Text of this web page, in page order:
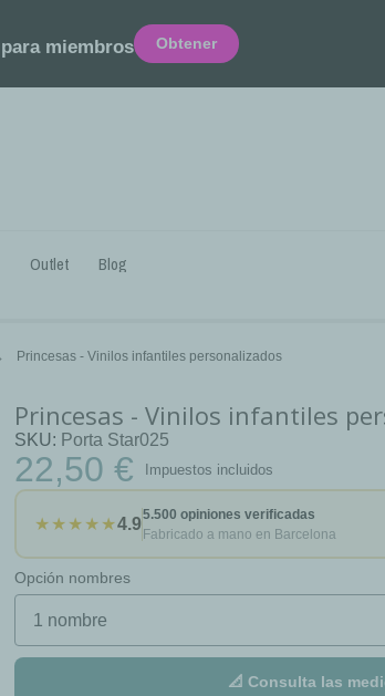
para miembros Obtener
Outlet Blog
Princesas - Vinilos infantiles personalizados
Princesas - Vinilos infantiles
SKU Porta Star025
22,50 € Impuestos incluidos
★★★★★4.9
5.500 opiniones verificadas
Fabricado a mano en Barcelona
Opción nombres
📐 Consulta las